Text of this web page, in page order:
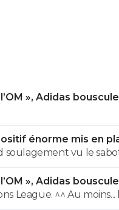
», Adidas
énorme mis en
soulagement vu le
au match allé.
victoire et une énorme
de ce clown.
», Adidas
Au moins... l'OM a